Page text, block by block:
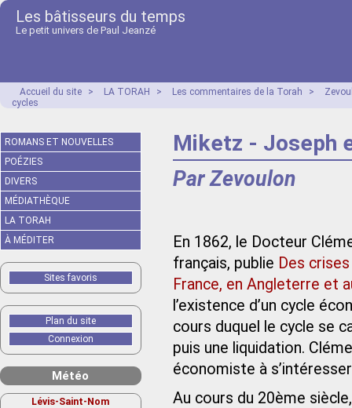
Les bâtisseurs du temps
Le petit univers de Paul Jeanzé
Accueil du site > LA TORAH > Les commentaires de la Torah >
cycles
Miketz - Joseph
Par Zevoulon
En 1862, le Docteur
français, publie Des
France, en Angleterre et
l’existence d’un cycle
cours duquel le cycle se
puis une liquidation.
économiste à
Au cours du 20ème
ROMANS ET NOUVELLES
POÉZIES
DIVERS
MÉDIATHÈQUE
LA TORAH
À MÉDITER
Sites favoris
Plan du site
Connexion
Météo
Lévis-Saint-Nom